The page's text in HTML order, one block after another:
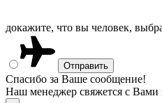
докажите, что вы человек,
Спасибо за Ваше сообщение!
Наш менеджер свяжется с Вами